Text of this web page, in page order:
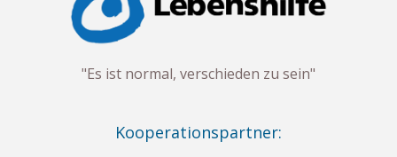
"Es ist normal, verschieden zu sein"
Kooperationspartner: